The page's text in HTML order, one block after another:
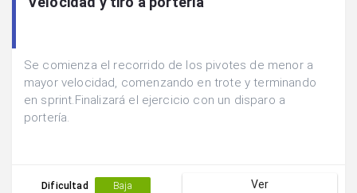
Se comienza el recorrido de los pivotes de menor a
mayor velocidad, comenzando en trote y terminando
en sprint.Finalizará el ejercicio con un disparo a
portería.
Dificultad Baja Ver